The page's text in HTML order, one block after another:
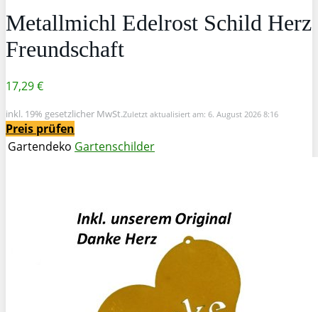
Metallmichl Edelrost Schild Herz
Freundschaft
17,29 €
inkl. 19% gesetzlicher MwSt.Zuletzt aktualisiert am: 6. August 2026 8:16
Preis prüfen
Gartendeko Gartenschilder